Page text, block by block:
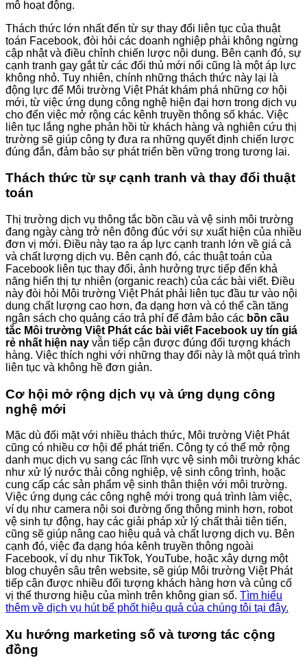
mô hoạt động.
Thách thức lớn nhất đến từ sự thay đổi liên tục của thuật
toán Facebook, đòi hỏi các doanh nghiệp phải không ngừng
cập nhật và điều chỉnh chiến lược nội dung. Bên cạnh đó, sự
cạnh tranh gay gắt từ các đối thủ mới nổi cũng là một áp lực
không nhỏ. Tuy nhiên, chính những thách thức này lại là
động lực để Môi trường Việt Phát khám phá những cơ hội
mới, từ việc ứng dụng công nghệ hiện đại hơn trong dịch vụ
cho đến việc mở rộng các kênh truyền thông số khác. Việc
liên tục lắng nghe phản hồi từ khách hàng và nghiên cứu thị
trường sẽ giúp công ty đưa ra những quyết định chiến lược
đúng đắn, đảm bảo sự phát triển bền vững trong tương lai.
Thách thức từ sự cạnh tranh và thay đổi thuật
toán
Thị trường dịch vụ thông tắc bồn cầu và vệ sinh môi trường
đang ngày càng trở nên đông đúc với sự xuất hiện của nhiều
đơn vị mới. Điều này tạo ra áp lực cạnh tranh lớn về giá cả
và chất lượng dịch vụ. Bên cạnh đó, các thuật toán của
Facebook liên tục thay đổi, ảnh hưởng trực tiếp đến khả
năng hiển thị tự nhiên (organic reach) của các bài viết. Điều
này đòi hỏi Môi trường Việt Phát phải liên tục đầu tư vào nội
dung chất lượng cao hơn, đa dạng hơn và có thể cần tăng
ngân sách cho quảng cáo trả phí để đảm bảo các bồn cầu
tắc Môi trường Việt Phát các bài viết Facebook uy tín giá
rẻ nhất hiện nay vẫn tiếp cận được đúng đối tượng khách
hàng. Việc thích nghi với những thay đổi này là một quá trình
liên tục và không hề đơn giản.
Cơ hội mở rộng dịch vụ và ứng dụng công
nghệ mới
Mặc dù đối mặt với nhiều thách thức, Môi trường Việt Phát
cũng có nhiều cơ hội để phát triển. Công ty có thể mở rộng
danh mục dịch vụ sang các lĩnh vực vệ sinh môi trường khác
như xử lý nước thải công nghiệp, vệ sinh công trình, hoặc
cung cấp các sản phẩm vệ sinh thân thiện với môi trường.
Việc ứng dụng các công nghệ mới trong quá trình làm việc,
ví dụ như camera nội soi đường ống thông minh hơn, robot
vệ sinh tự động, hay các giải pháp xử lý chất thải tiên tiến,
cũng sẽ giúp nâng cao hiệu quả và chất lượng dịch vụ. Bên
cạnh đó, việc đa dạng hóa kênh truyền thông ngoài
Facebook, ví dụ như TikTok, YouTube, hoặc xây dựng một
blog chuyên sâu trên website, sẽ giúp Môi trường Việt Phát
tiếp cận được nhiều đối tượng khách hàng hơn và củng cố
vị thế thương hiệu của mình trên không gian số. Tìm hiểu
thêm về dịch vụ hút bể phốt hiệu quả của chúng tôi tại đây.
Xu hướng marketing số và tương tác cộng
đồng